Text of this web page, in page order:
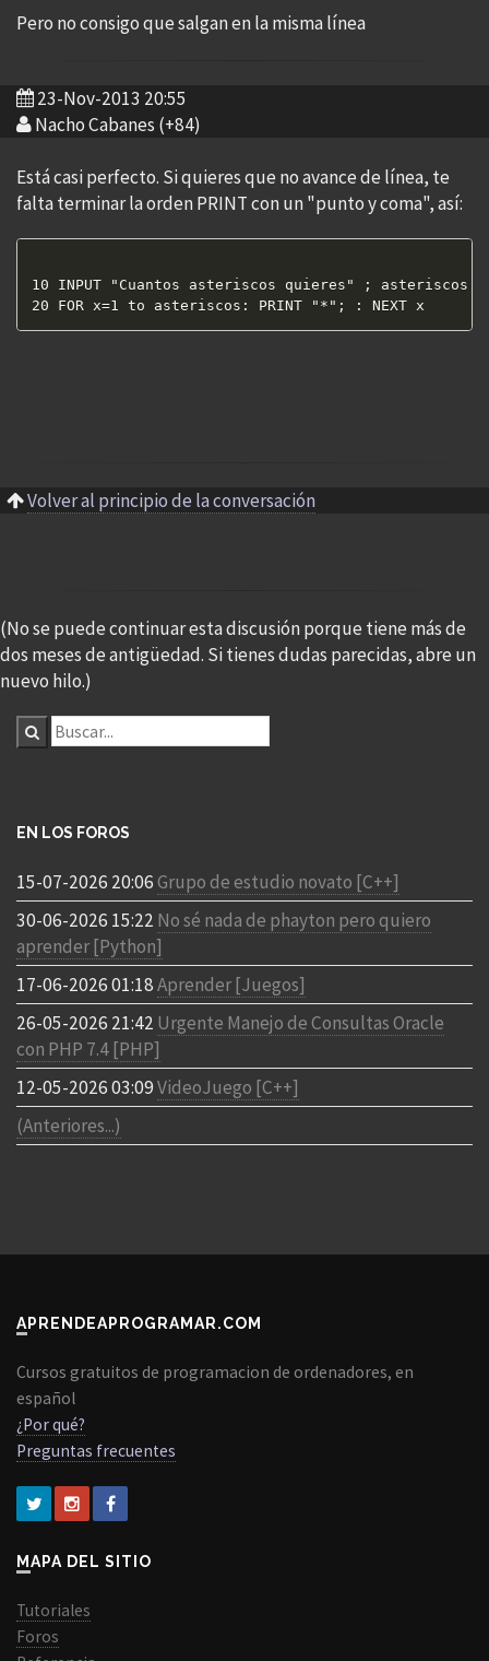
Pero no consigo que salgan en la misma línea
23-Nov-2013 20:55
Nacho Cabanes (+84)
Está casi perfecto. Si quieres que no avance de línea, te
falta terminar la orden PRINT con un "punto y coma", así:
10 INPUT "Cuantos asteriscos quieres" ; asteriscos
Volver al principio de la conversación
(No se puede continuar esta discusión porque tiene más de
dos meses de antigüedad. Si tienes dudas parecidas, abre un
nuevo hilo.)
EN LOS FOROS
15-07-2026 20:06Grupo de estudio novato [C++]
30-06-2026 15:22 No sé nada de phayton pero quiero
aprender [Python]
17-06-2026 01:18Aprender [Juegos]
26-05-2026 21:42 Urgente Manejo de Consultas Oracle
con PHP 7.4 [PHP]
12-05-2026 03:09VideoJuego [C++]
(Anteriores...)
APRENDEAPROGRAMAR.COM
Cursos gratuitos de programacion de ordenadores, en
español
¿Por qué?
Preguntas frecuentes
MAPA DEL SITIO
Tutoriales
Foros